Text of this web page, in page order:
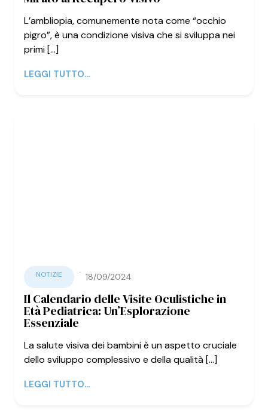
L’ambliopia, comunemente nota come “occhio
pigro”, è una condizione visiva che si sviluppa nei
primi [...]
LEGGI TUTTO...
NOTIZIE · 18/09/2024
Il Calendario delle Visite Oculistiche in
Età Pediatrica: Un’Esplorazione
Essenziale
La salute visiva dei bambini è un aspetto cruciale
dello sviluppo complessivo e della qualità [...]
LEGGI TUTTO...